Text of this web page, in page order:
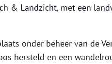
& Landzicht, met een
onder beheer van de
hersteld en een